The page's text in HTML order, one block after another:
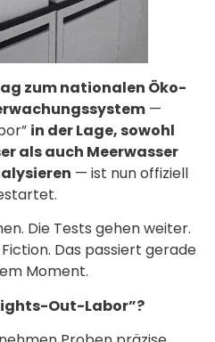
zum nationalen Öko-
—
in der Lage, sowohl
als auch Meerwasser
— ist nun offiziell
Die Tests gehen weiter.
Das passiert gerade
Moment.
Out-Labor”?